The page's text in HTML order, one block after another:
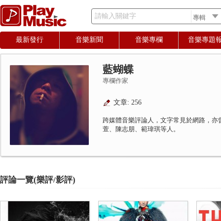
請輸入關鍵字
最新發行 音樂新聞 音樂專欄 音樂專題
藍蝴蝶
專欄作家
文章: 256
跨媒體音樂評論人，文字常見於網路，
萱、陳志朋、範瑋琪等人。
評論一覽(樂評/影評)